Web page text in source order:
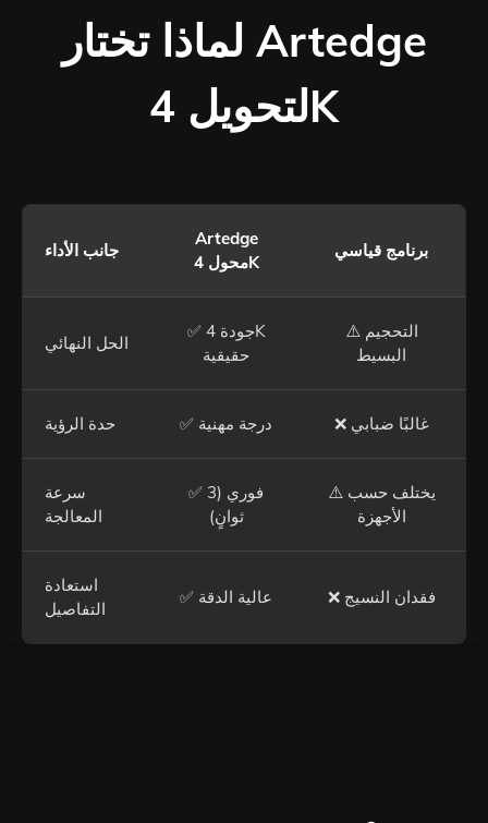
لماذا تختار Artedge
لتحويل 4K
جانب الأداء
Artedge
محول 4K
برنامج قياسي
الحل النهائي
✅ جودة 4K
حقيقية
⚠️ التحجيم
البسيط
حدة الرؤية ✅ درجة مهنية ❌ غالبًا ضبابي
سرعة
المعالجة
✅ فوري (3
ثوانٍ)
⚠️ يختلف حسب
الأجهزة
استعادة
التفاصيل
✅ عالية الدقة ❌ فقدان النسيج